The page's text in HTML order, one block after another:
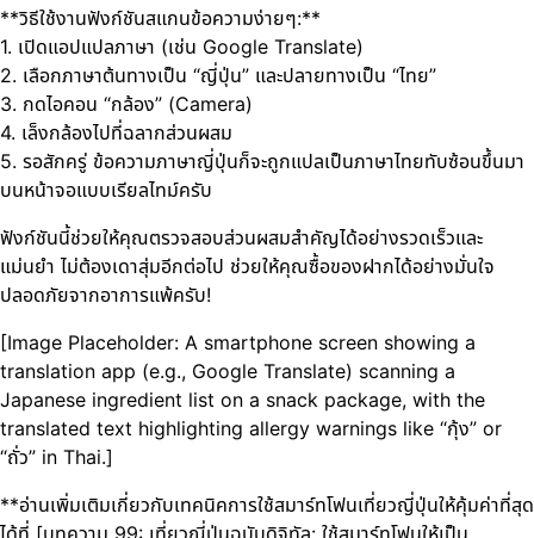
**วิธีใช้งานฟังก์ชันสแกนข้อความง่ายๆ:**
1. เปิดแอปแปลภาษา (เช่น Google Translate)
2. เลือกภาษาต้นทางเป็น “ญี่ปุ่น” และปลายทางเป็น “ไทย”
3. กดไอคอน “กล้อง” (Camera)
4. เล็งกล้องไปที่ฉลากส่วนผสม
5. รอสักครู่ ข้อความภาษาญี่ปุ่นก็จะถูกแปลเป็นภาษาไทยทับซ้อนขึ้นมา
บนหน้าจอแบบเรียลไทม์ครับ
ฟังก์ชันนี้ช่วยให้คุณตรวจสอบส่วนผสมสำคัญได้อย่างรวดเร็วและ
แม่นยำ ไม่ต้องเดาสุ่มอีกต่อไป ช่วยให้คุณซื้อของฝากได้อย่างมั่นใจ
ปลอดภัยจากอาการแพ้ครับ!
[Image Placeholder: A smartphone screen showing a
translation app (e.g., Google Translate) scanning a
Japanese ingredient list on a snack package, with the
translated text highlighting allergy warnings like “กุ้ง” or
“ถั่ว” in Thai.]
**อ่านเพิ่มเติมเกี่ยวกับเทคนิคการใช้สมาร์ทโฟนเที่ยวญี่ปุ่นให้คุ้มค่าที่สุด
ได้ที่ [บทความ 99: เที่ยวญี่ปุ่นฉบับดิจิทัล: ใช้สมาร์ทโฟนให้เป็น